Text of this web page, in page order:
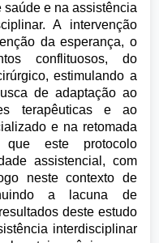
e na assistência
A intervenção
da esperança, o
conflituosos, do
estimulando a
de adaptação ao
terapêuticas e ao
e na retomada
este protocolo
assistencial, com
neste contexto de
a lacuna de
deste estudo
interdisciplinar